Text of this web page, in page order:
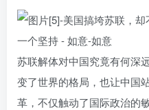
苏联解体对中国究竟有何深
变了世界的格局，也让中国
革，不仅触动了国际政治的